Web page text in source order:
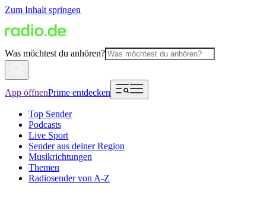
Zum Inhalt springen
Was möchtest du anhören?
App öffnenPrime entdecken
Top Sender
Podcasts
Live Sport
Sender aus deiner Region
Musikrichtungen
Themen
Radiosender von A-Z